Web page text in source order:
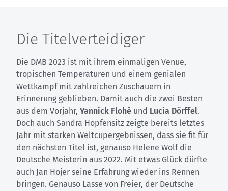
Die Titelverteidiger
Die DMB 2023 ist mit ihrem einmaligen Venue,
tropischen Temperaturen und einem genialen
Wettkampf mit zahlreichen Zuschauern in
Erinnerung geblieben. Damit auch die zwei Besten
aus dem Vorjahr, Yannick Flohé und Lucia Dörffel.
Doch auch Sandra Hopfensitz zeigte bereits letztes
Jahr mit starken Weltcupergebnissen, dass sie fit für
den nächsten Titel ist, genauso Helene Wolf die
Deutsche Meisterin aus 2022. Mit etwas Glück dürfte
auch Jan Hojer seine Erfahrung wieder ins Rennen
bringen. Genauso Lasse von Freier, der Deutsche